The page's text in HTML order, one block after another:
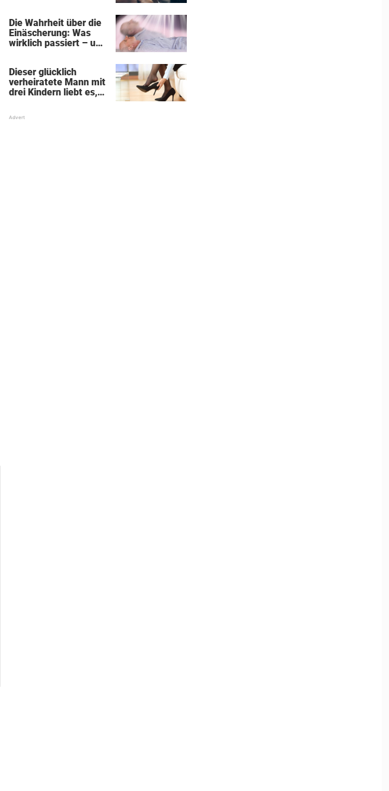
Die Wahrheit über die
Einäscherung: Was
wirklich passiert – und
Dieser glücklich
verheiratete Mann mit
drei Kindern liebt es,